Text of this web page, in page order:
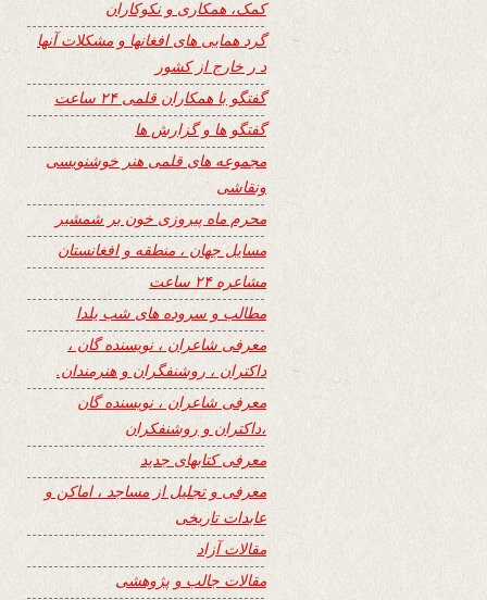
کمک، همکاری و نکوکاران
گرد همایی های افغانها و مشکلات آنها
د ر خارج از کشور
گفتگو با همکاران قلمی ۲۴ ساعت
گفتگو ها و گزارش ها
مجموعه های قلمی هنر خوشنویسی
ونقاشی
محرم ماه پیروزی خون بر شمشیر
مسایل جهان ، منطقه و افغانستان
مشاعره ۲۴ ساعت
مطالب و سروده های شب یلدا
معرفی شاعران ، نویسنده گان ،
داکتران ، روشنفگران و هنرمندان.
معرفی شاعران ، نویسنده گان
،داکتران و روشنفکران
معرفی کتابهای جدید
معرفی و تجلیل از مساجد ، اماکن و
عابدات تاریخی
مقالات آزاد
مقالات جالب و پژوهشی